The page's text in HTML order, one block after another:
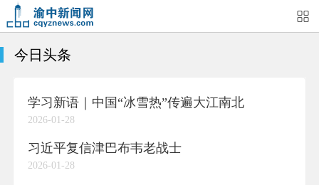
首页
渝中新闻 特别关注 部门动态
企业信息 吃在渝中 住在渝中
今日头条
学习新语｜中国“冰雪热”传遍大江南北
2026-01-28
习近平复信津巴布韦老战士
2026-01-28